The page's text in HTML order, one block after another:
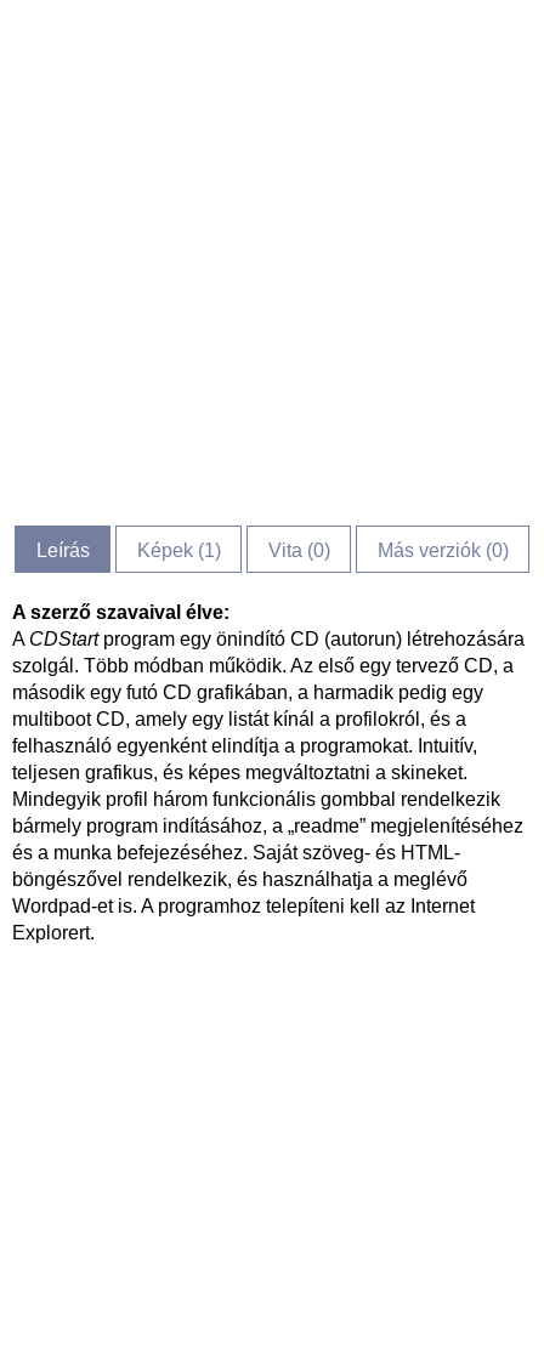
Leírás Képek (1) Vita (0) Más verziók (0)
A szerző szavaival élve:
A CDStartprogram egy önindító CD (autorun) létrehozására
szolgál. Több módban működik. Az első egy tervező CD, a
második egy futó CD grafikában, a harmadik pedig egy
multiboot CD, amely egy listát kínál a profilokról, és a
felhasználó egyenként elindítja a programokat. Intuitív,
teljesen grafikus, és képes megváltoztatni a skineket.
Mindegyik profil három funkcionális gombbal rendelkezik
bármely program indításához, a „readme” megjelenítéséhez
és a munka befejezéséhez. Saját szöveg- és HTML-
böngészővel rendelkezik, és használhatja a meglévő
Wordpad-et is. A programhoz telepíteni kell az Internet
Explorert.